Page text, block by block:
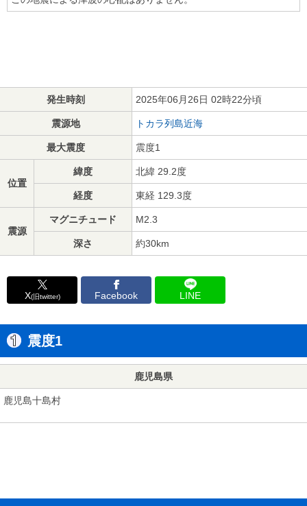
発生時刻 2025年06月26日 02時22分頃
震源地 トカラ列島近海
最大震度 震度1
位置
緯度 北緯 29.2度
経度 東経 129.3度
震源
マグニチュード M2.3
深さ 約30km
X(旧twitter) Facebook LINE
震度1
鹿児島県
鹿児島十島村